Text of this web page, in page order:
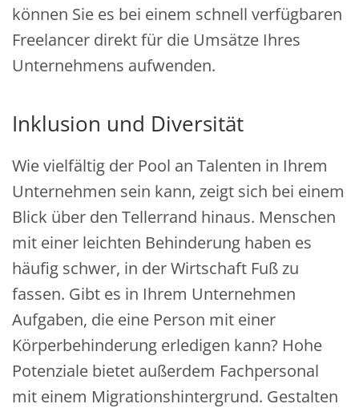
können Sie es bei einem schnell verfügbaren
Freelancer direkt für die Umsätze Ihres
Unternehmens aufwenden.
Inklusion und Diversität
Wie vielfältig der Pool an Talenten in Ihrem
Unternehmen sein kann, zeigt sich bei einem
Blick über den Tellerrand hinaus. Menschen
mit einer leichten Behinderung haben es
häufig schwer, in der Wirtschaft Fuß zu
fassen. Gibt es in Ihrem Unternehmen
Aufgaben, die eine Person mit einer
Körperbehinderung erledigen kann? Hohe
Potenziale bietet außerdem Fachpersonal
mit einem Migrationshintergrund. Gestalten